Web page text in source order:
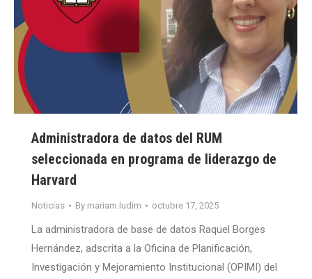
Administradora de datos del RUM
seleccionada en programa de liderazgo de
Harvard
Noticias By mariam.ludim octubre 17, 2025
La administradora de base de datos Raquel Borges
Hernández, adscrita a la Oficina de Planificación,
Investigación y Mejoramiento Institucional (OPIMI) del